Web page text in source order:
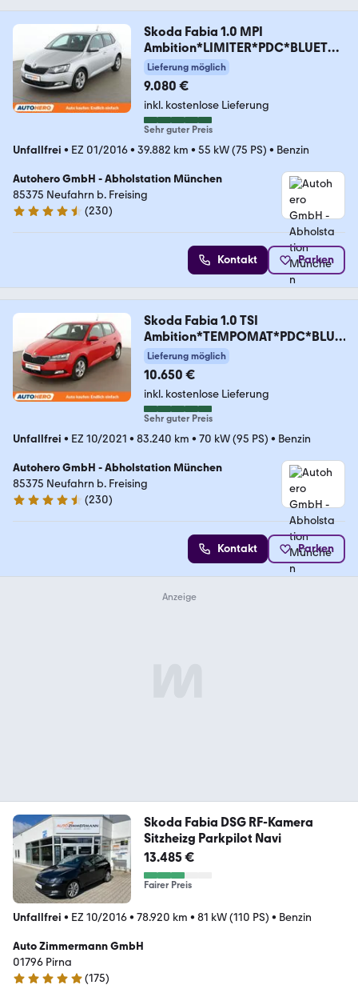
Skoda Fabia 1.0 MPI
Ambition*LIMITER*PDC*BLUETO
OTH*
Lieferung möglich
9.080 €
inkl. kostenlose Lieferung
Sehr guter Preis
Unfallfrei • EZ 01/2016• 39.882 km • 55 kW (75 PS) • Benzin
Autohero GmbH - Abholstation München
85375 Neufahrn b. Freising
4.4 Sterne
(230)
Kontakt Parken
Skoda Fabia 1.0 TSI
Ambition*TEMPOMAT*PDC*BLUE
TOOTH*
Lieferung möglich
10.650 €
inkl. kostenlose Lieferung
Sehr guter Preis
Unfallfrei • EZ 10/2021 • 83.240 km • 70 kW (95 PS) • Benzin
Autohero GmbH - Abholstation München
85375 Neufahrn b. Freising
4.4 Sterne
(230)
Kontakt Parken
Skoda Fabia DSG RF-Kamera
Sitzheizg Parkpilot Navi
13.485 €
Fairer Preis
Unfallfrei • EZ 10/2016• 78.920 km • 81 kW (110 PS) • Benzin
Auto Zimmermann GmbH
01796 Pirna
4.9 Sterne
(175)